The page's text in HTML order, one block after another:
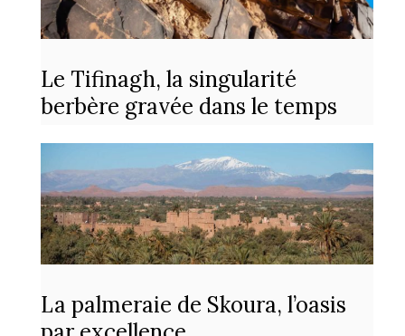
Le Tifinagh, la singularité
berbère gravée dans le temps
La palmeraie de Skoura, l’oasis